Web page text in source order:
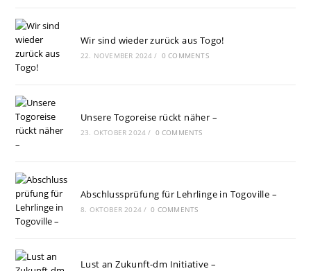
Wir sind wieder zurück aus Togo!
22. NOVEMBER 2024 / 0 COMMENTS
Unsere Togoreise rückt näher –
23. OKTOBER 2024 / 0 COMMENTS
Abschlussprüfung für Lehrlinge in Togoville –
8. OKTOBER 2024 / 0 COMMENTS
Lust an Zukunft-dm Initiative –